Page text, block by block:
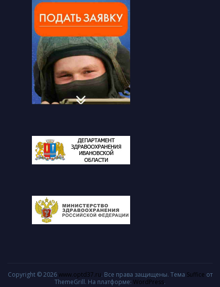
Copyright © 2026www.optd37.ru. Все права защищены. Тема Suffice от
ThemeGrill. На платформе: WordPress.